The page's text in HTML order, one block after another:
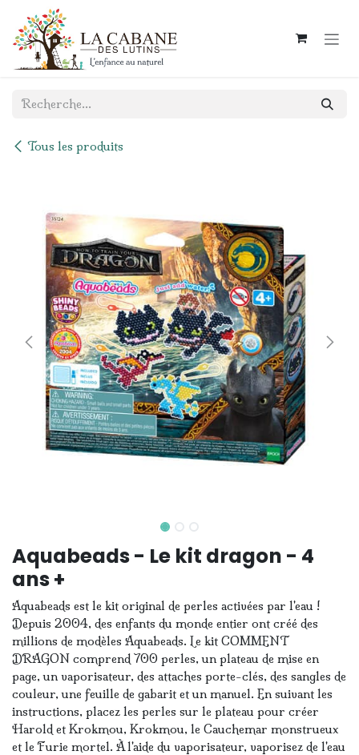
Se rendre au contenu
Tous les produits
Aquabeads - Le kit dragon - 4
ans +
Aquabeads est le kit original de perles activées par l'eau !
Depuis 2004, des enfants du monde entier ont créé des
millions de modèles Aquabeads. Le kit COMMENT
DRAGON comprend 700 perles, un plateau de mise en
page, un vaporisateur, des attaches porte-clés, des sangles de
couleur, une feuille de gabarit et un manuel. En suivant les
instructions, placez les perles sur le plateau pour créer
Harold et Krokmou, Krokmou, le Cauchemar monstrueux
et le Furie mortel. À l'aide du vaporisateur, vaporisez de l'eau